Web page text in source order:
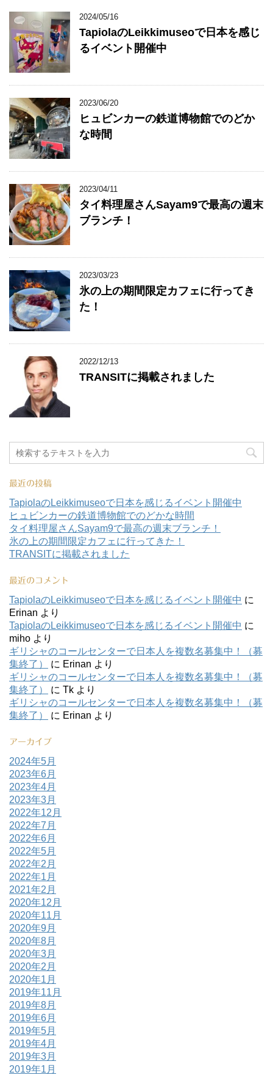
2024/05/16
TapiolaのLeikkimuseoで日本を感じ
るイベント開催中
2023/06/20
ヒュビンカーの鉄道博物館でのどか
な時間
2023/04/11
タイ料理屋さんSayam9で最高の週末
ブランチ！
2023/03/23
氷の上の期間限定カフェに行ってき
た！
2022/12/13
TRANSITに掲載されました
最近の投稿
TapiolaのLeikkimuseoで日本を感じるイベント開催中
ヒュビンカーの鉄道博物館でのどかな時間
タイ料理屋さんSayam9で最高の週末ブランチ！
氷の上の期間限定カフェに行ってきた！
TRANSITに掲載されました
最近のコメント
TapiolaのLeikkimuseoで日本を感じるイベント開催中 に
Erinan より
TapiolaのLeikkimuseoで日本を感じるイベント開催中 に
miho より
ギリシャのコールセンターで日本人を複数名募集中！（募
集終了）
に Erinan より
ギリシャのコールセンターで日本人を複数名募集中！（募
集終了）
に Tk より
ギリシャのコールセンターで日本人を複数名募集中！（募
集終了）
に Erinan より
アーカイブ
2024年5月
2023年6月
2023年4月
2023年3月
2022年12月
2022年7月
2022年6月
2022年5月
2022年2月
2022年1月
2021年2月
2020年12月
2020年11月
2020年9月
2020年8月
2020年3月
2020年2月
2020年1月
2019年11月
2019年8月
2019年6月
2019年5月
2019年4月
2019年3月
2019年1月